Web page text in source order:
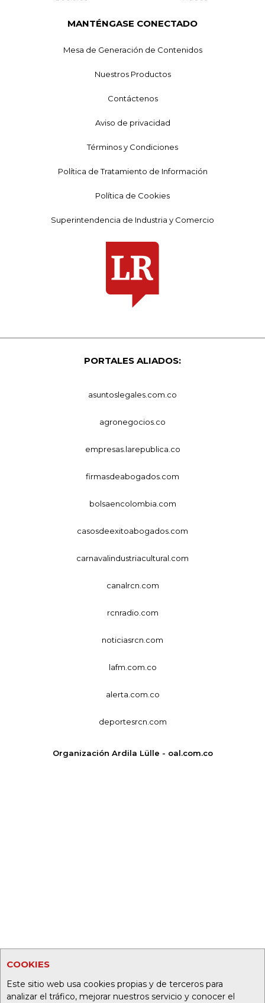
COOKIES
Este sitio web usa cookies propias y de terceros para
analizar el tráfico, mejorar nuestros servicio y conocer el
MANTÉNGASE CONECTADO
Mesa de Generación de Contenidos
Nuestros Productos
Contáctenos
Aviso de privacidad
Términos y Condiciones
Política de Tratamiento de Información
Política de Cookies
Superintendencia de Industria y Comercio
PORTALES ALIADOS:
asuntoslegales.com.co
agronegocios.co
empresas.larepublica.co
firmasdeabogados.com
bolsaencolombia.com
casosdeexitoabogados.com
carnavalindustriacultural.com
canalrcn.com
rcnradio.com
noticiasrcn.com
lafm.com.co
alerta.com.co
deportesrcn.com
Organización Ardila Lülle - oal.com.co